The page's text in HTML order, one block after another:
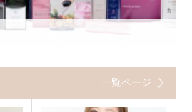
一覧ページ